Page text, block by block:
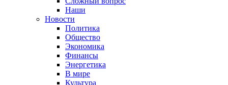
Наши
Новости
Политика
Общество
Экономика
Финансы
Энергетика
В мире
Культура